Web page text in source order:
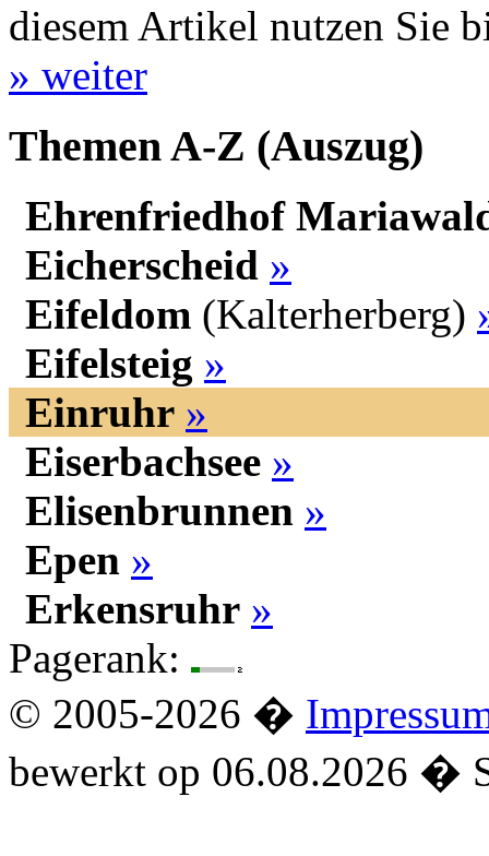
diesem Artikel nutzen Sie
» weiter
Themen A-Z (Auszug)
Ehrenfriedhof
Eicherscheid »
Eifeldom (Kalterherberg)
Eifelsteig »
Einruhr »
Eiserbachsee »
Elisenbrunnen »
Epen »
Erkensruhr »
Pagerank:
© 2005-2026 �
bewerkt op 06.08.2026 �